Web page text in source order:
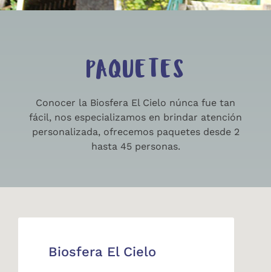
PAQUETES
Conocer la Biosfera El Cielo núnca fue tan
fácil, nos especializamos en brindar atención
personalizada, ofrecemos paquetes desde 2
hasta 45 personas.
Biosfera El Cielo